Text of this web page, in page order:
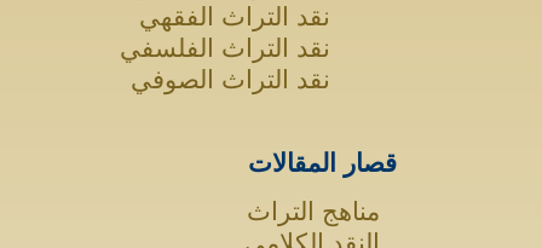
نقد التراث الفقهي
نقد التراث الفلسفي
نقد التراث الصوفي
قصار المقالات
مناهج التراث